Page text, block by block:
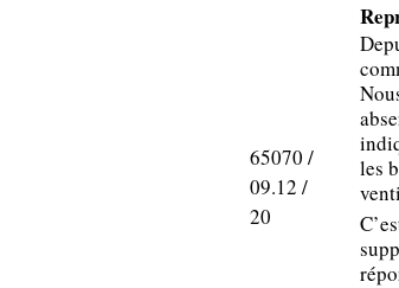
65070 /
09.12 /
20
les